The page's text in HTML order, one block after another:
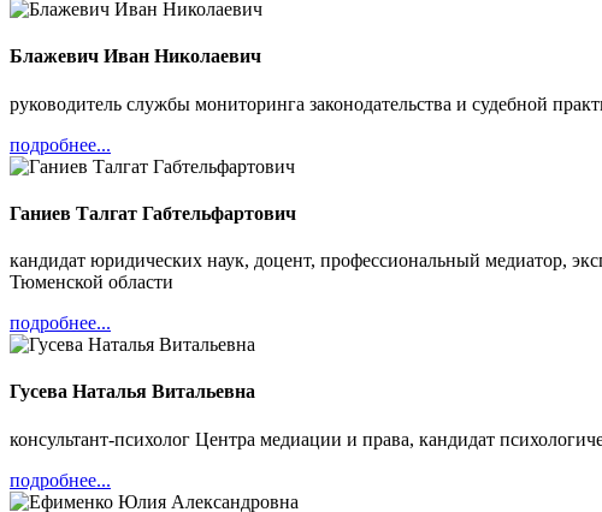
Блажевич Иван Николаевич
руководитель службы мониторинга законодательства и судебной
подробнее...
Ганиев Талгат Габтельфартович
кандидат юридических наук, доцент, профессиональный медиатор,
Тюменской области
подробнее...
Гусева Наталья Витальевна
консультант-психолог Центра медиации и права, кандидат
подробнее...